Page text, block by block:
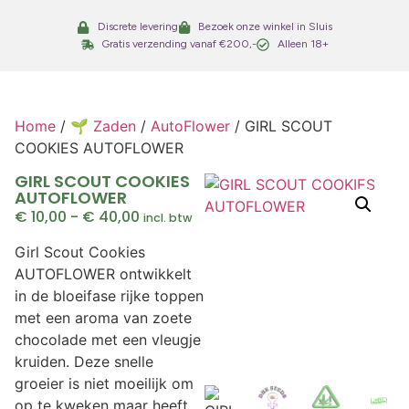
Discrete levering
Bezoek onze winkel in Sluis
Gratis verzending vanaf €200,-
Alleen 18+
Home / 🌱 Zaden / AutoFlower / GIRL SCOUT
COOKIES AUTOFLOWER
GIRL SCOUT COOKIES
AUTOFLOWER
€ 10,00 - € 40,00 incl. btw
Girl Scout Cookies
AUTOFLOWER ontwikkelt
in de bloeifase rijke toppen
met een aroma van zoete
chocolade met een vleugje
kruiden. Deze snelle
groeier is niet moeilijk om